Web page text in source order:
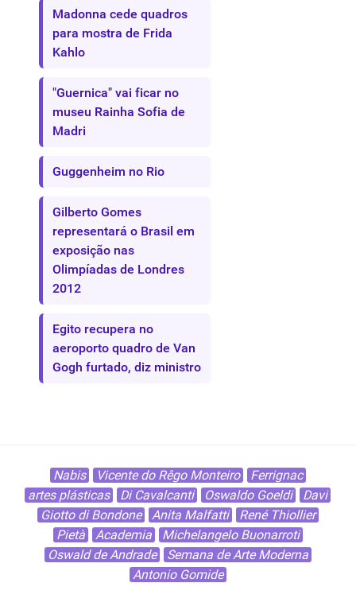
Madonna cede quadros
para mostra de Frida
Kahlo
"Guernica" vai ficar no
museu Rainha Sofia de
Madri
Guggenheim no Rio
Gilberto Gomes
representará o Brasil em
exposição nas
Olimpíadas de Londres
2012
Egito recupera no
aeroporto quadro de Van
Gogh furtado, diz ministro
Nabis Vicente do Rêgo Monteiro
Ferrignac
artes plásticas
Di Cavalcanti Oswaldo Goeldi
Davi
Giotto di Bondone
Anita Malfatti
René Thiollier
Pietà
Academia
Michelangelo Buonarroti
Oswald de Andrade
Semana de Arte Moderna
Antonio Gomide